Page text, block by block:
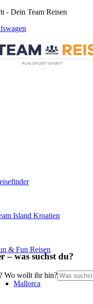
- Dein Team Reisen
Island Kroatien
& Fun Reisen
Mallorca
– was suchst du?
Wo wollt ihr hin?